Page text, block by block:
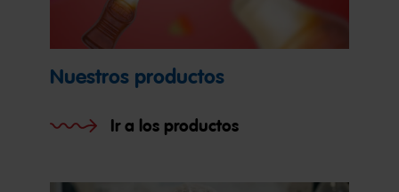
Nuestros productos
Ir a los productos